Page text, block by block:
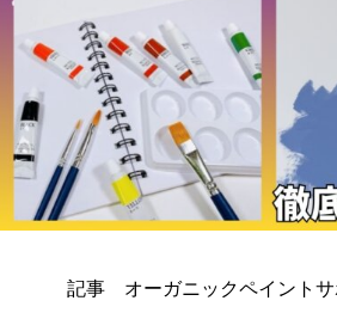
記事 オーガニックペイント